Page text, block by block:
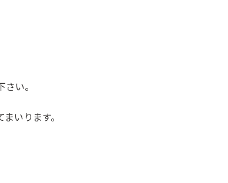
い。
いります。